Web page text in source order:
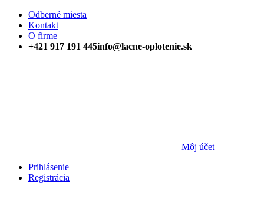
Odberné miesta
Kontakt
O firme
+421 917 191 445info@lacne-oplotenie.sk
Môj účet
Prihlásenie
Registrácia